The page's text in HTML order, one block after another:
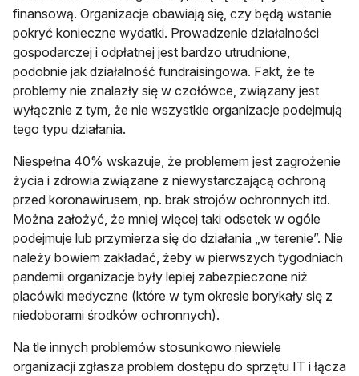
finansową. Organizacje obawiają się, czy będą wstanie
pokryć konieczne wydatki. Prowadzenie działalności
gospodarczej i odpłatnej jest bardzo utrudnione,
podobnie jak działalność fundraisingowa. Fakt, że te
problemy nie znalazły się w czołówce, związany jest
wyłącznie z tym, że nie wszystkie organizacje podejmują
tego typu działania.
Niespełna 40% wskazuje, że problemem jest zagrożenie
życia i zdrowia związane z niewystarczającą ochroną
przed koronawirusem, np. brak strojów ochronnych itd.
Można założyć, że mniej więcej taki odsetek w ogóle
podejmuje lub przymierza się do działania „w terenie”. Nie
należy bowiem zakładać, żeby w pierwszych tygodniach
pandemii organizacje były lepiej zabezpieczone niż
placówki medyczne (które w tym okresie borykały się z
niedoborami środków ochronnych).
Na tle innych problemów stosunkowo niewiele
organizacji zgłasza problem dostępu do sprzętu IT i łącza